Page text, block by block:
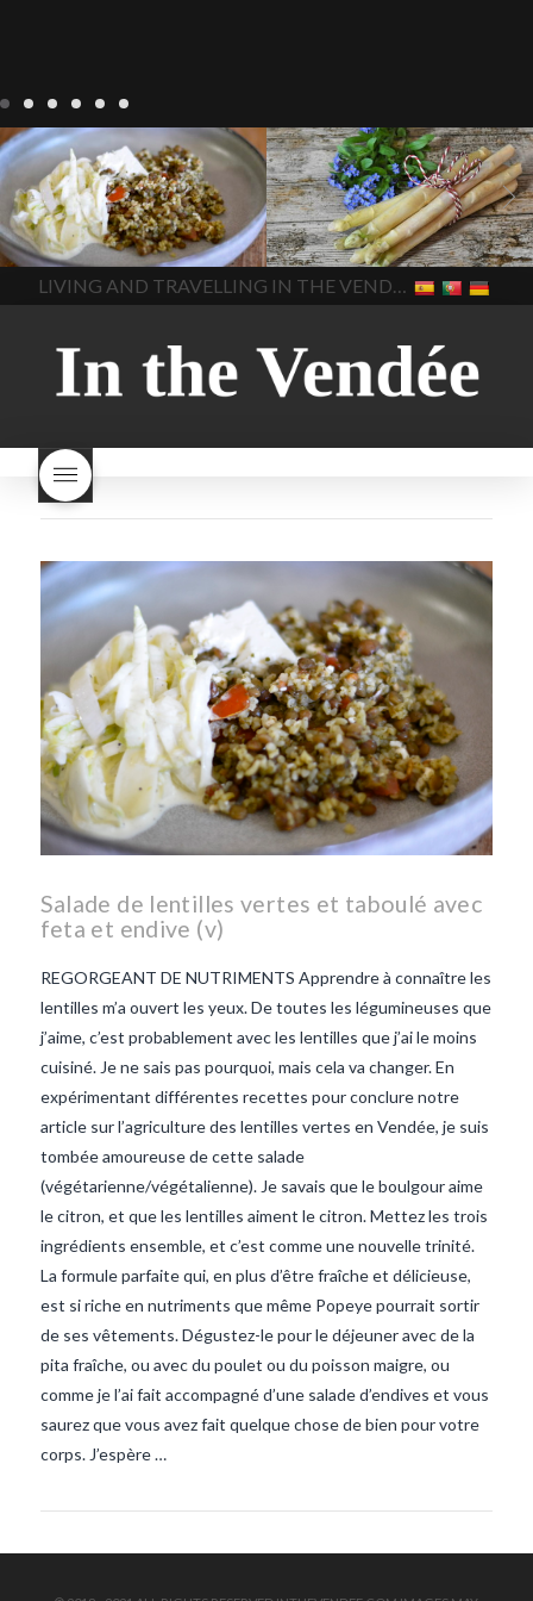
Notre cuisine
agriculture-
vendee comment cuisiner
les lentilles vertes cuisine-
vendue
cuisiner en France
cuisiner-avec-des-
ingrédients-vendus
cultures-vendues-lentilles la
cuisine au printemps la
cuisine avec les lentilles la
en vacances
lentilles vertes
lentilles vertes et boulgour
lentilles vertes-vendues les
grossir les lentilles vertes
sont-elles bonnes pour la
santé les lentilles vertes
sont-elles bonnes pour vous
repas d'été repas de
printemps salade d'endives
salade de lentilles vertes
taboulé et lentilles
In The Vendee
Notre cuisine asperges
asperges-a-la-flamande
asperges-blanches
asperges-pour-le-petit-
déjeuner asperges-
saisonnières asperges-
sauce-crème asperges-
soup carbonara-
végétarienne cuisine
saisonnière
cuisine-locale
cuisine-maison européenne
cuisine-maison-france
In The Vendee
VIEW POST
Salade de lentilles vertes et taboulé avec
feta et endive (v)
REGORGEANT DE NUTRIMENTS Apprendre à connaître les
lentilles m’a ouvert les yeux. De toutes les légumineuses que
j’aime, c’est probablement avec les lentilles que j’ai le moins
cuisiné. Je ne sais pas pourquoi, mais cela va changer. En
expérimentant différentes recettes pour conclure notre
article sur l’agriculture des lentilles vertes en Vendée, je suis
tombée amoureuse de cette salade
(végétarienne/végétalienne). Je savais que le boulgour aime
le citron, et que les lentilles aiment le citron. Mettez les trois
ingrédients ensemble, et c’est comme une nouvelle trinité.
La formule parfaite qui, en plus d’être fraîche et délicieuse,
est si riche en nutriments que même Popeye pourrait sortir
de ses vêtements. Dégustez-le pour le déjeuner avec de la
pita fraîche, ou avec du poulet ou du poisson maigre, ou
comme je l’ai fait accompagné d’une salade d’endives et vous
saurez que vous avez fait quelque chose de bien pour votre
corps. J’espère …